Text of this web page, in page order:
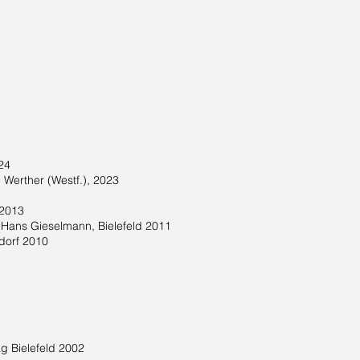
(Westf.), 2023
Gieselmann, Bielefeld 2011
2010
Bielefeld 2002